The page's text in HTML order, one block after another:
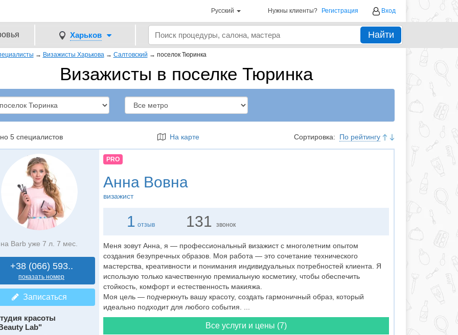
Русский Нужны клиенты? Регистрация Вход
Харьков Найти
→ Визажисты Харькова → Салтовский → поселок Тюринка
Визажисты в поселке Тюринка
5 специалистов На карте Сортировка: По рейтингу
на Barb уже 7 л. 7 мес.
+38 (066) 593..
показать номер
Записаться
красоты
Lab"
PRO
Анна Вовна
визажист
1 отзыв 131звонок
Меня зовут Анна, я — профессиональный визажист с многолетним опытом
создания безупречных образов. Моя работа — это сочетание технического
мастерства, креативности и понимания индивидуальных потребностей клиента. Я
использую только качественную премиальную косметику, чтобы обеспечить
стойкость, комфорт и естественность макияжа.
Моя цель — подчеркнуть вашу красоту, создать гармоничный образ, который
идеально подходит для любого события. ...
Все услуги и цены (7)